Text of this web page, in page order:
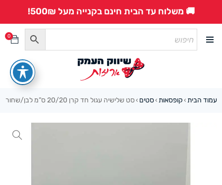
🚚 משלוח עד הבית חינם בקנייה מעל 500₪!
0
עמוד הבית › קופסאות ›סטים › סט שלישיה עגול חד קרן 20/20 ס”מ לבן/שחור